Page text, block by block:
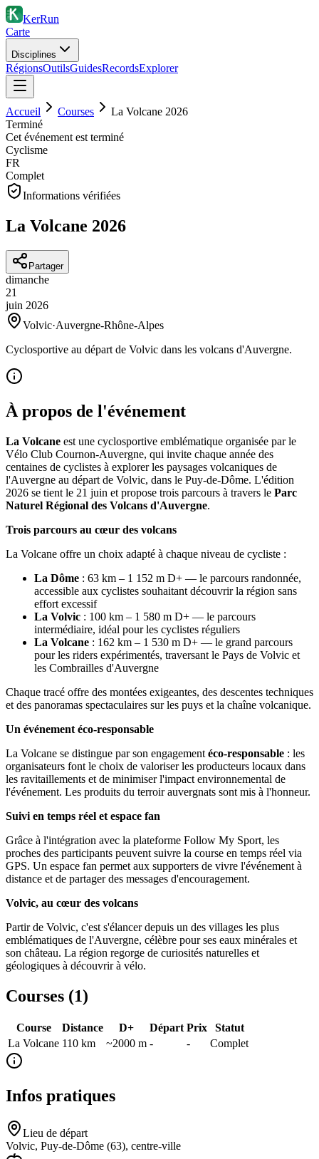
KerRun
Carte
Disciplines
RégionsOutilsGuidesRecordsExplorer
Accueil Courses
La Volcane 2026
Terminé
Cet événement est terminé
Cyclisme
FR
Complet
Informations vérifiées
La Volcane 2026
Partager
dimanche
21
juin 2026
Volvic·Auvergne-Rhône-Alpes
Cyclosportive au départ de Volvic dans les volcans d'Auvergne.
À propos de l'événement
La Volcane est une cyclosportive emblématique organisée par le
Vélo Club Cournon-Auvergne, qui invite chaque année des
centaines de cyclistes à explorer les paysages volcaniques de
l'Auvergne au départ de Volvic, dans le Puy-de-Dôme. L'édition
2026 se tient le 21 juin et propose trois parcours à travers le Parc
Naturel Régional des Volcans d'Auvergne.
Trois parcours au cœur des volcans
La Volcane offre un choix adapté à chaque niveau de cycliste :
La Dôme : 63 km – 1 152 m D+ — le parcours randonnée,
accessible aux cyclistes souhaitant découvrir la région sans
effort excessif
La Volvic : 100 km – 1 580 m D+ — le parcours
intermédiaire, idéal pour les cyclistes réguliers
La Volcane : 162 km – 1 530 m D+ — le grand parcours
pour les riders expérimentés, traversant le Pays de Volvic et
les Combrailles d'Auvergne
Chaque tracé offre des montées exigeantes, des descentes techniques
et des panoramas spectaculaires sur les puys et la chaîne volcanique.
Un événement éco-responsable
La Volcane se distingue par son engagement éco-responsable : les
organisateurs font le choix de valoriser les producteurs locaux dans
les ravitaillements et de minimiser l'impact environnemental de
l'événement. Les produits du terroir auvergnats sont mis à l'honneur.
Suivi en temps réel et espace fan
Grâce à l'intégration avec la plateforme Follow My Sport, les
proches des participants peuvent suivre la course en temps réel via
GPS. Un espace fan permet aux supporters de vivre l'événement à
distance et de partager des messages d'encouragement.
Volvic, au cœur des volcans
Partir de Volvic, c'est s'élancer depuis un des villages les plus
emblématiques de l'Auvergne, célèbre pour ses eaux minérales et
son château. La région regorge de curiosités naturelles et
géologiques à découvrir à vélo.
Courses (1)
Course Distance D+ Départ Prix
Statut
La Volcane 110 km ~2000 m - - Complet
Infos pratiques
Lieu de départ
Volvic, Puy-de-Dôme (63), centre-ville